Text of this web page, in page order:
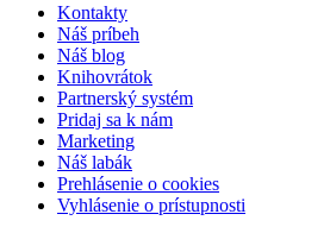
Kontakty
Náš príbeh
Náš blog
Knihovrátok
Partnerský systém
Pridaj sa k nám
Marketing
Náš labák
Prehlásenie o cookies
Vyhlásenie o prístupnosti